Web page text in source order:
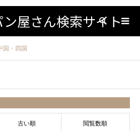
屋さん検索サイト検索
国・四国
古い順 閲覧数順